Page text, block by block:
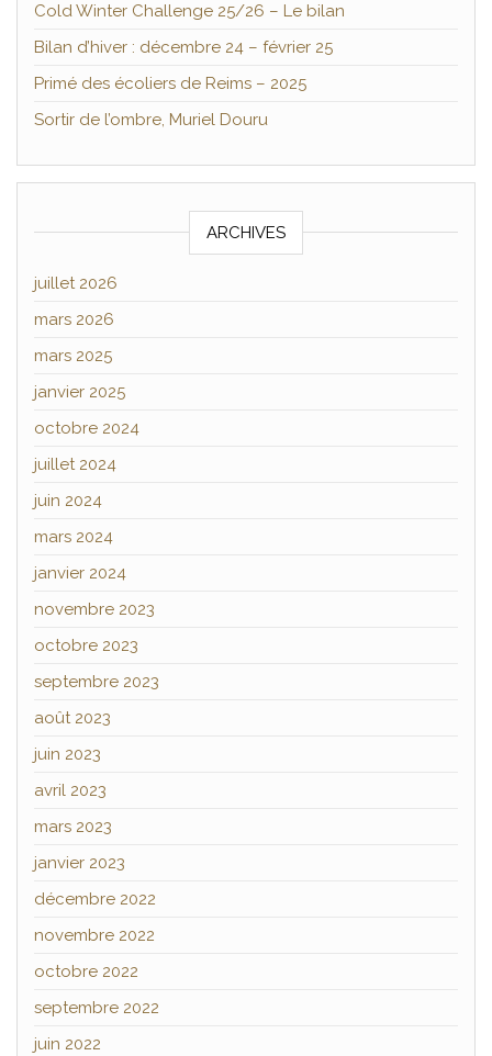
Cold Winter Challenge 25/26 – Le bilan
Bilan d’hiver : décembre 24 – février 25
Primé des écoliers de Reims – 2025
Sortir de l’ombre, Muriel Douru
ARCHIVES
juillet 2026
mars 2026
mars 2025
janvier 2025
octobre 2024
juillet 2024
juin 2024
mars 2024
janvier 2024
novembre 2023
octobre 2023
septembre 2023
août 2023
juin 2023
avril 2023
mars 2023
janvier 2023
décembre 2022
novembre 2022
octobre 2022
septembre 2022
juin 2022